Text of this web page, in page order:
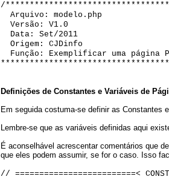
/
Arquivo: modelo.php
Versão: V1.0
Data: Set/2011
Origem: CJDinfo
Função: Exemplificar uma página
Definições de Constantes e Variáveis de
Em seguida costuma-se definir as Constantes
Lembre-se que as variáveis definidas aqui
É aconselhável acrescentar comentários que
que eles podem assumir, se for o caso. Isso
// =========================<